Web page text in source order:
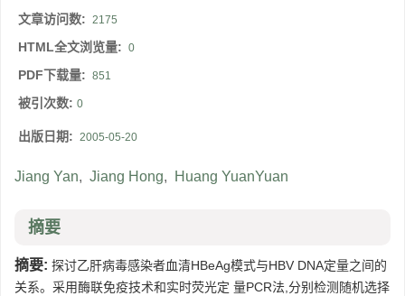
文章访问数: 2175
HTML全文浏览量: 0
PDF下载量: 851
被引次数: 0
出版日期: 2005-05-20
Jiang Yan, Jiang Hong, Huang YuanYuan
摘要
摘要: 探讨乙肝病毒感染者血清HBeAg模式与HBV DNA定量之间的
关系。采用酶联免疫技术和实时荧光定 量PCR法,分别检测随机选择